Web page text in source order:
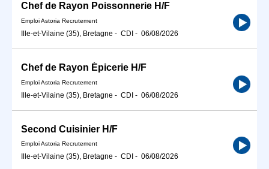
Chef de Rayon Poissonnerie H/F
Emploi Astoria Recrutement
Ille-et-Vilaine (35), Bretagne - CDI - 06/08/2026
Chef de Rayon Épicerie H/F
Emploi Astoria Recrutement
Ille-et-Vilaine (35), Bretagne - CDI - 06/08/2026
Second Cuisinier H/F
Emploi Astoria Recrutement
Ille-et-Vilaine (35), Bretagne - CDI - 06/08/2026